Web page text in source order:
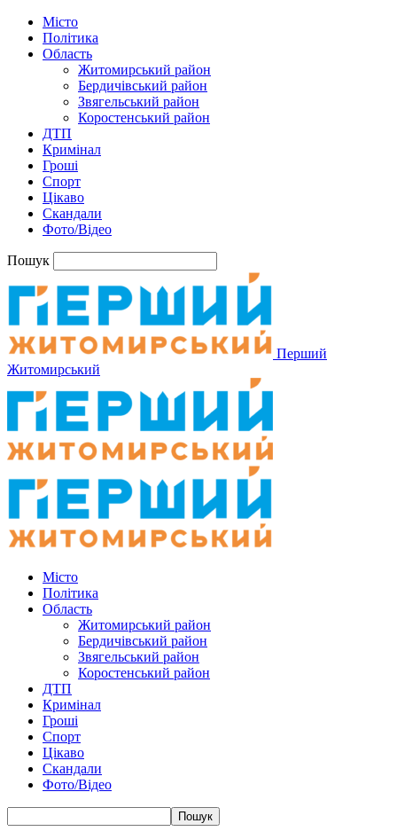
Місто
Політика
Область
Житомирський район
Бердичівський район
Звягельський район
Коростенський район
ДТП
Кримінал
Гроші
Спорт
Цікаво
Скандали
Фото/Відео
Пошук
Перший
Житомирський
Місто
Політика
Область
Житомирський район
Бердичівський район
Звягельський район
Коростенський район
ДТП
Кримінал
Гроші
Спорт
Цікаво
Скандали
Фото/Відео